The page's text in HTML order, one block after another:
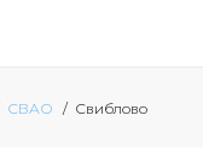
СВАО Свиблово